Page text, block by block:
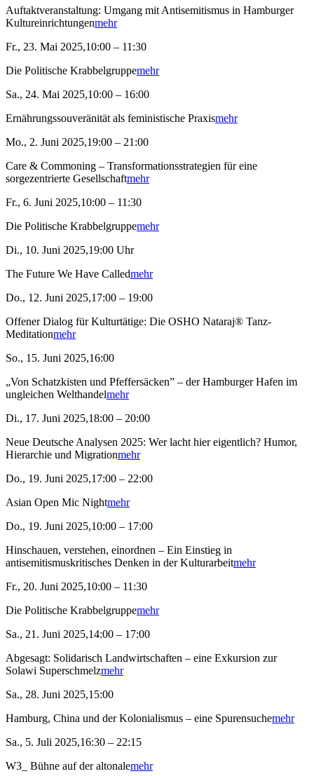
Auftaktveranstaltung: Umgang mit Antisemitismus in Hamburger
Kultureinrichtungenmehr
Fr., 23. Mai 2025,10:00 – 11:30
Die Politische Krabbelgruppemehr
Sa., 24. Mai 2025,10:00 – 16:00
Ernährungssouveränität als feministische Praxismehr
Mo., 2. Juni 2025,19:00 – 21:00
Care & Commoning – Transformationsstrategien für eine
sorgezentrierte Gesellschaftmehr
Fr., 6. Juni 2025,10:00 – 11:30
Die Politische Krabbelgruppemehr
Di., 10. Juni 2025,19:00 Uhr
The Future We Have Calledmehr
Do., 12. Juni 2025,17:00 – 19:00
Offener Dialog für Kulturtätige: Die OSHO Nataraj® Tanz-
Meditationmehr
So., 15. Juni 2025,16:00
„Von Schatzkisten und Pfeffersäcken” – der Hamburger Hafen im
ungleichen Welthandelmehr
Di., 17. Juni 2025,18:00 – 20:00
Neue Deutsche Analysen 2025: Wer lacht hier eigentlich? Humor,
Hierarchie und Migrationmehr
Do., 19. Juni 2025,17:00 – 22:00
Asian Open Mic Nightmehr
Do., 19. Juni 2025,10:00 – 17:00
Hinschauen, verstehen, einordnen – Ein Einstieg in
antisemitismuskritisches Denken in der Kulturarbeitmehr
Fr., 20. Juni 2025,10:00 – 11:30
Die Politische Krabbelgruppemehr
Sa., 21. Juni 2025,14:00 – 17:00
Abgesagt: Solidarisch Landwirtschaften – eine Exkursion zur
Solawi Superschmelzmehr
Sa., 28. Juni 2025,15:00
Hamburg, China und der Kolonialismus – eine Spurensuchemehr
Sa., 5. Juli 2025,16:30 – 22:15
W3_ Bühne auf der altonalemehr